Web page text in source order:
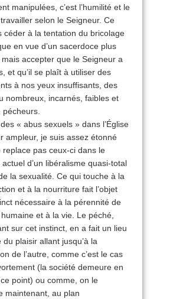
manipulées, c’est l’humilité et le
selon le Seigneur. Ce
céder à la tentation du bricolage
en vue d’un sacerdoce plus
accepter que le Seigneur a
et qu’il se plaît à utiliser des
à nos yeux insuffisants, des
nombreux, incarnés, faibles et
pécheurs.
« abus sexuels » dans l’Église
ampleur, je suis assez étonné
replace pas ceux-ci dans le
d’un libéralisme quasi-total
la sexualité. Ce qui touche à la
et à la nourriture fait l’objet
nécessaire à la pérennité de
humaine et à la vie. Le péché,
sur cet instinct, en a fait un lieu
du plaisir allant jusqu’à la
de l’autre, comme c’est le cas
(la société demeure en
point) ou comme, on le
maintenant, au plan